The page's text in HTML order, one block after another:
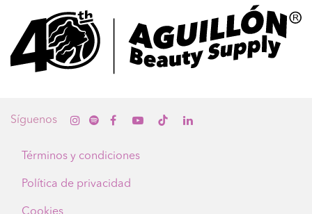
Síguenos
Términos y condiciones
Política de privacidad